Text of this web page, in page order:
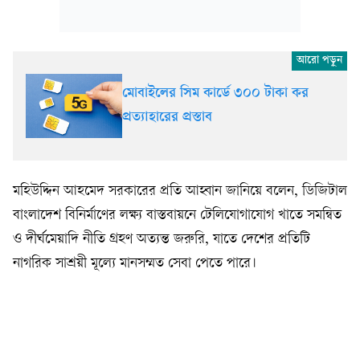
মোবাইলের সিম কার্ডে ৩০০ টাকা কর
প্রত্যাহারের প্রস্তাব
মহিউদ্দিন আহমেদ সরকারের প্রতি আহ্বান জানিয়ে বলেন, ডিজিটাল
বাংলাদেশ বিনির্মাণের লক্ষ্য বাস্তবায়নে টেলিযোগাযোগ খাতে সমন্বিত
ও দীর্ঘমেয়াদি নীতি গ্রহণ অত্যন্ত জরুরি, যাতে দেশের প্রতিটি
নাগরিক সাশ্রয়ী মূল্যে মানসম্মত সেবা পেতে পারে।